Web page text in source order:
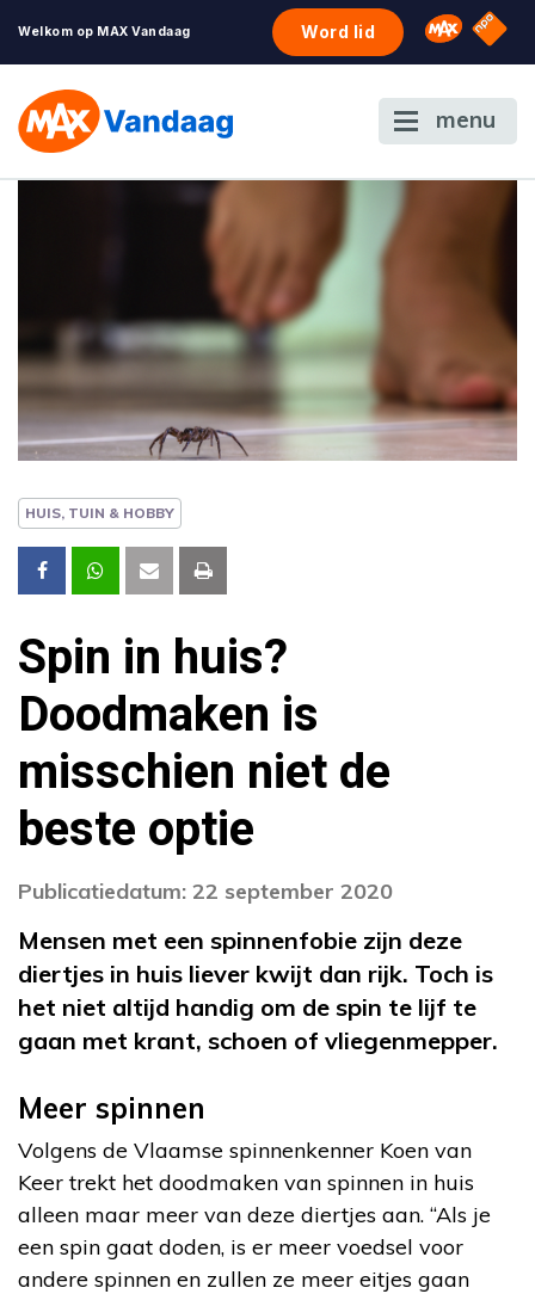
Welkom op MAX Vandaag Word lid Omroep
NPO
menu
HUIS, TUIN & HOBBY
Spin in huis?
Doodmaken is
misschien niet de
beste optie
Publicatiedatum: 22 september 2020
Mensen met een spinnenfobie zijn deze
diertjes in huis liever kwijt dan rijk. Toch is
het niet altijd handig om de spin te lijf te
gaan met krant, schoen of vliegenmepper.
Meer spinnen
Volgens de Vlaamse spinnenkenner Koen van
Keer trekt het doodmaken van spinnen in huis
alleen maar meer van deze diertjes aan. “Als je
een spin gaat doden, is er meer voedsel voor
andere spinnen en zullen ze meer eitjes gaan